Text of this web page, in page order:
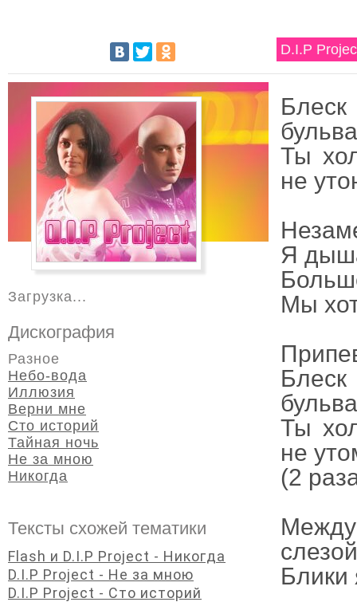
D.I.P
Ты
не
Я
Мы
Ты
не
(2
слезой
Блики
Загрузка...
Дискография
Разное
Небо-вода
Иллюзия
Верни мне
Сто историй
Тайная ночь
Не за мною
Никогда
Тексты схожей тематики
Flash и D.I.P Project - Никогда
D.I.P Project - Не за мною
D.I.P Project - Сто историй